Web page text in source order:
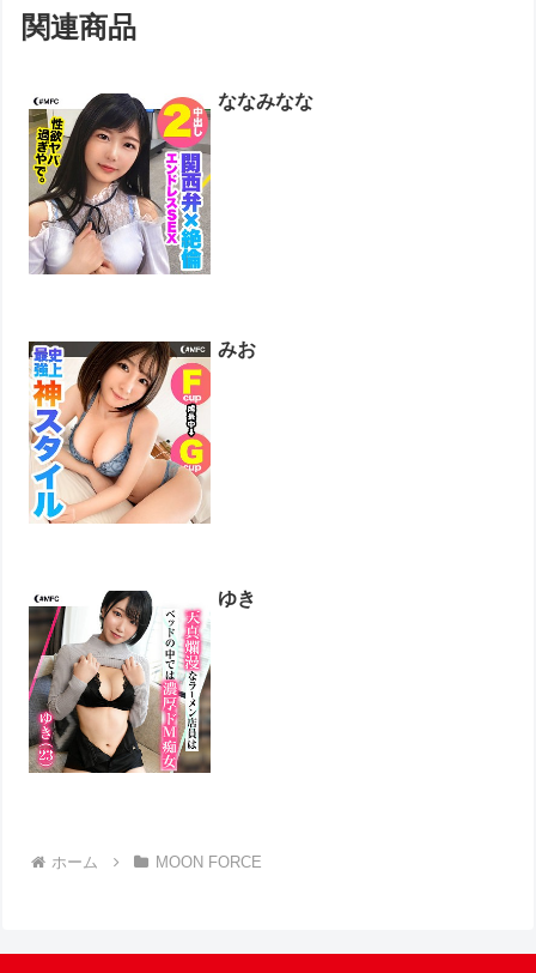
関連商品
ななみなな
みお
ゆき
ホーム MOON FORCE